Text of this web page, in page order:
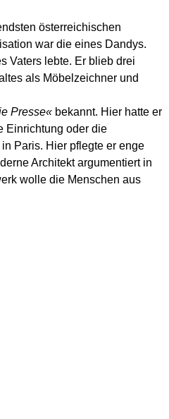
österreichischen
war die eines Dandys.
Vaters lebte. Er blieb drei
als Möbelzeichner und
Presse« bekannt. Hier hatte er
Einrichtung oder die
Paris. Hier pflegte er enge
Architekt argumentiert in
wolle die Menschen aus